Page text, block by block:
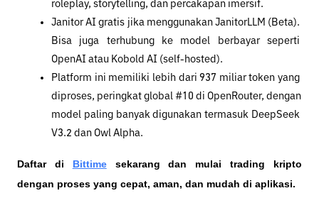
roleplay, storytelling, dan percakapan imersif.
Janitor AI gratis jika menggunakan JanitorLLM (Beta).
Bisa juga terhubung ke model berbayar seperti
OpenAI atau Kobold AI (self-hosted).
Platform ini memiliki lebih dari 937 miliar token yang
diproses, peringkat global #10 di OpenRouter, dengan
model paling banyak digunakan termasuk DeepSeek
V3.2 dan Owl Alpha.
Daftar di Bittime sekarang dan mulai trading kripto
dengan proses yang cepat, aman, dan mudah di aplikasi.